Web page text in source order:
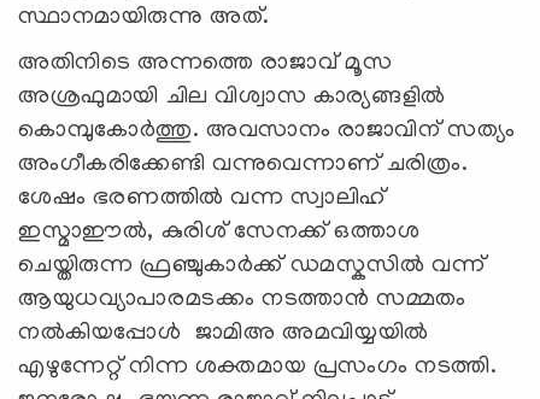
സ്ഥാനമായിരുന്നു അത്.
അതിനിടെ അന്നത്തെ രാജാവ് മൂസ
അശ്രഫുമായി ചില വിശ്വാസ കാര്യങ്ങളിൽ
കൊമ്പുകോർത്തു. അവസാനം രാജാവിന് സത്യം
അംഗീകരിക്കേണ്ടി വന്നുവെന്നാണ് ചരിത്രം.
ശേഷം ഭരണത്തിൽ വന്ന സ്വാലിഹ്
ഇസ്മാഈൽ, കുരിശ് സേനക്ക് ഒത്താശ
ചെയ്തിരുന്ന ഫ്രഞ്ചുകാർക്ക് ഡമസ്കസിൽ വന്ന്
ആയുധവ്യാപാരമടക്കം നടത്താൻ സമ്മതം
നൽകിയപ്പോൾ ജാമിഅ അമവിയ്യയിൽ
എഴുന്നേറ്റ് നിന്ന ശക്തമായ പ്രസംഗം നടത്തി.